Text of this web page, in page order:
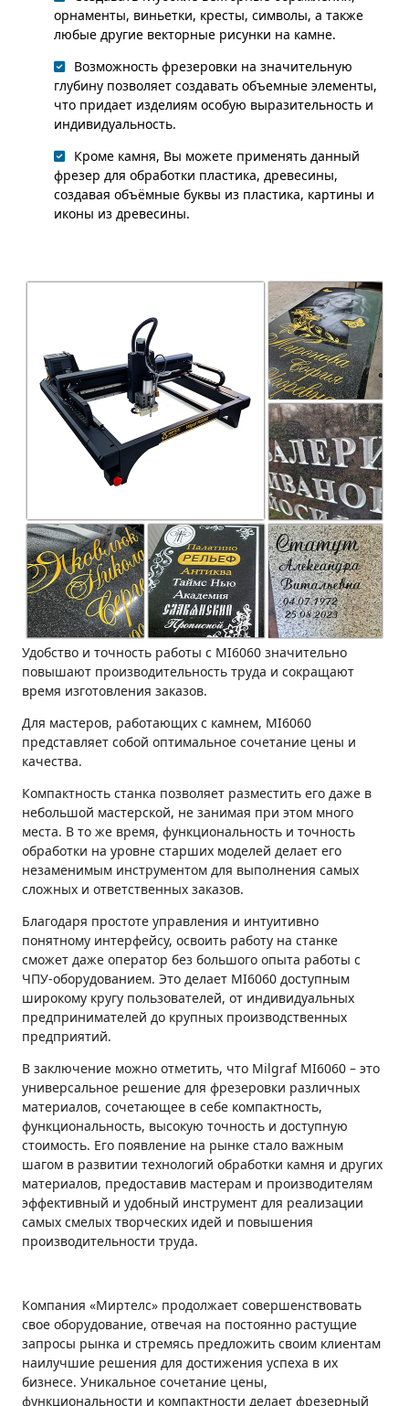
орнаменты, виньетки, кресты, символы, а также
любые другие векторные рисунки на камне.
Возможность фрезеровки на значительную
глубину позволяет создавать объемные элементы,
что придает изделиям особую выразительность и
индивидуальность.
Кроме камня, Вы можете применять данный
фрезер для обработки пластика, древесины,
создавая объёмные буквы из пластика, картины и
иконы из древесины.
Удобство и точность работы с MI6060 значительно
повышают производительность труда и сокращают
время изготовления заказов.
Для мастеров, работающих с камнем, MI6060
представляет собой оптимальное сочетание цены и
качества.
Компактность станка позволяет разместить его даже в
небольшой мастерской, не занимая при этом много
места. В то же время, функциональность и точность
обработки на уровне старших моделей делает его
незаменимым инструментом для выполнения самых
сложных и ответственных заказов.
Благодаря простоте управления и интуитивно
понятному интерфейсу, освоить работу на станке
сможет даже оператор без большого опыта работы с
ЧПУ-оборудованием. Это делает MI6060 доступным
широкому кругу пользователей, от индивидуальных
предпринимателей до крупных производственных
предприятий.
В заключение можно отметить, что Milgraf MI6060 – это
универсальное решение для фрезеровки различных
материалов, сочетающее в себе компактность,
функциональность, высокую точность и доступную
стоимость. Его появление на рынке стало важным
шагом в развитии технологий обработки камня и других
материалов, предоставив мастерам и производителям
эффективный и удобный инструмент для реализации
самых смелых творческих идей и повышения
производительности труда.
Компания «Миртелс» продолжает совершенствовать
свое оборудование, отвечая на постоянно растущие
запросы рынка и стремясь предложить своим клиентам
наилучшие решения для достижения успеха в их
бизнесе. Уникальное сочетание цены,
функциональности и компактности делает фрезерный